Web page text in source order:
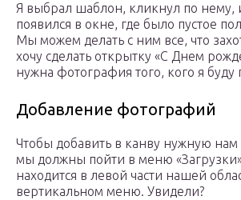
Я выбрал шаблон, кликнул по нему,
появился в окне, где было пустое
Мы можем делать с ним все, что
хочу сделать открытку «С Днем
нужна фотография того, кого я буду
Добавление фотографий
Чтобы добавить в канву нужную
мы должны пойти в меню
находится в левой части нашей
вертикальном меню. Увидели?